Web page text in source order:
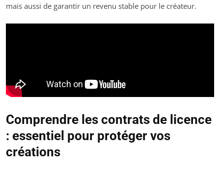
mais aussi de garantir un revenu stable pour le créateur.
Comprendre les contrats de licence
: essentiel pour protéger vos
créations